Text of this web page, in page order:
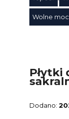
Wolne
Płytki